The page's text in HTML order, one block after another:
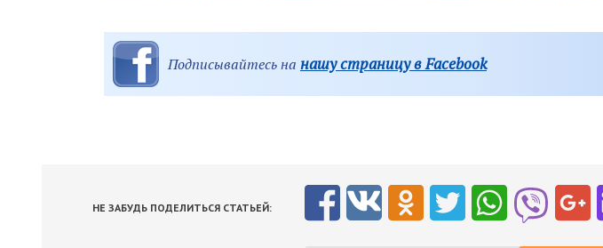
Подписывайтесь на нашу страницу в Facebook
НЕ ЗАБУДЬ ПОДЕЛИТЬСЯ СТАТЬЕЙ: